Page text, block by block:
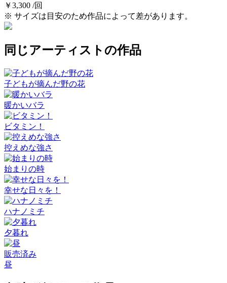
￥3,300 /回
※ サイズは目安のため作品によって差があります。
同じアーティストの作品
子どもが摘んだ野の花
暖かいバラ
ビタミン！
控えめな強さ
始まりの時
幸せな日々を！
ハナノミチ
夕暮れ
販売済み
昼